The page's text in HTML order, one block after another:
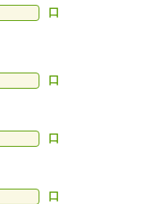
口
口
口
口